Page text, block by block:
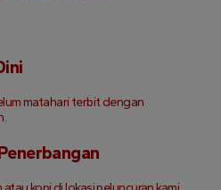
matahari terbit dengan